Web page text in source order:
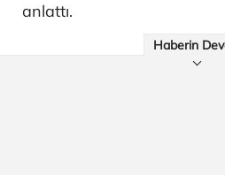
anlattı.
Haberin